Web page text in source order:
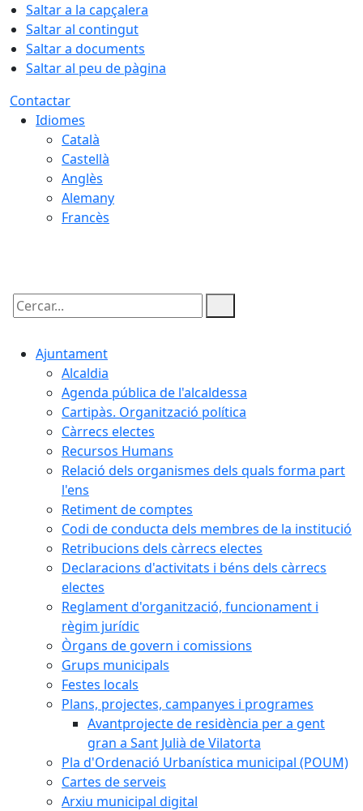
Saltar a la capçalera
Saltar al contingut
Saltar a documents
Saltar al peu de pàgina
Contactar
Idiomes
Català
Castellà
Anglès
Alemany
Francès
Cercar:
Ajuntament
Alcaldia
Agenda pública de l'alcaldessa
Cartipàs. Organització política
Càrrecs electes
Recursos Humans
Relació dels organismes dels quals forma part
l'ens
Retiment de comptes
Codi de conducta dels membres de la institució
Retribucions dels càrrecs electes
Declaracions d'activitats i béns dels càrrecs
electes
Reglament d'organització, funcionament i
règim jurídic
Òrgans de govern i comissions
Grups municipals
Festes locals
Plans, projectes, campanyes i programes
Avantprojecte de residència per a gent
gran a Sant Julià de Vilatorta
Pla d'Ordenació Urbanística municipal (POUM)
Cartes de serveis
Arxiu municipal digital